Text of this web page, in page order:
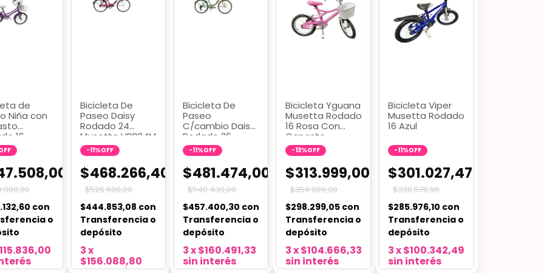
de
Niña con
16
VT16M
con
o
Bicicleta De
Paseo Daisy
Rodado 24
Musetta URB24M
-11%OFF
$468.266,40
$526.680,00
$444.853,08 con
Transferencia o
depósito
3x
$156.088,80
Bicicleta De
Paseo
C/cambio Daisy
Rodado 26
Musetta URBCM
-11%OFF
$481.474,00
$540.430,00
$457.400,30 con
Transferencia o
depósito
3x$160.491,33
sin interés
Bicicleta Yguana
Musetta Rodado
16 Rosa Con
Canasto
-13%OFF
$313.999,00
$359.999,00
$298.299,05 con
Transferencia o
depósito
3x$104.666,33
sin interés
Bicicleta Viper
Musetta Rodado
16 Azul
-11%OFF
$301.027,47
$338.578,96
$285.976,10 con
Transferencia o
depósito
3x$100.342,49
sin interés